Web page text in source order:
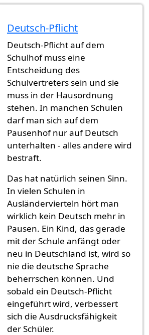
Deutsch-Pflicht
Deutsch-Pflicht auf dem
Schulhof muss eine
Entscheidung des
Schulvertreters sein und sie
muss in der Hausordnung
stehen. In manchen Schulen
darf man sich auf dem
Pausenhof nur auf Deutsch
unterhalten - alles andere wird
bestraft.
Das hat natürlich seinen Sinn.
In vielen Schulen in
Ausländervierteln hört man
wirklich kein Deutsch mehr in
Pausen. Ein Kind, das gerade
mit der Schule anfängt oder
neu in Deutschland ist, wird so
nie die deutsche Sprache
beherrschen können. Und
sobald ein Deutsch-Pflicht
eingeführt wird, verbessert
sich die Ausdrucksfähigkeit
der Schüler.